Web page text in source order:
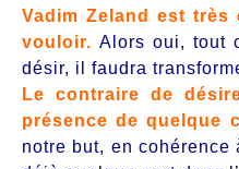
Vadim Zeland est
vouloir. Alors oui, tout
désir, il faudra
Le contraire de
présence de quelque
notre but, en